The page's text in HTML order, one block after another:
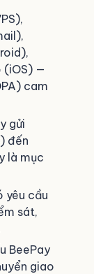
(iOS) —
cam
gửi
đến
là mục
yêu cầu
sát,
BeePay
giao